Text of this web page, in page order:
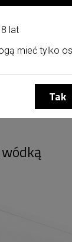
się
lat
mieć tylko
Tak